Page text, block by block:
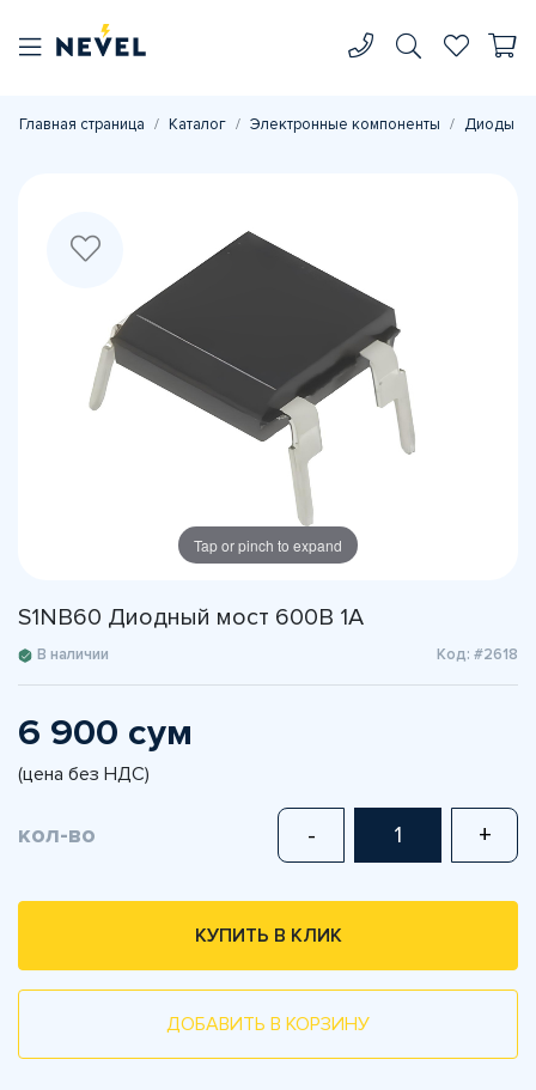
Главная страница Каталог Электронные компоненты Диоды
Tap or pinch to expand
S1NB60 Диодный мост 600В 1A
В наличии Код: #2618
6 900 сум
(цена без НДС)
кол-во - +
КУПИТЬ В КЛИК
ДОБАВИТЬ В КОРЗИНУ